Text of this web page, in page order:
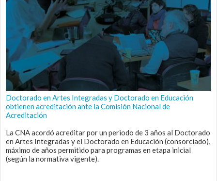
Doctorado en Artes Integradas y Doctorado en Educación
obtienen acreditación ante la Comisión Nacional de
Acreditación
La CNA acordó acreditar por un periodo de 3 años al Doctorado
en Artes Integradas y el Doctorado en Educación (consorciado),
máximo de años permitido para programas en etapa inicial
(según la normativa vigente).